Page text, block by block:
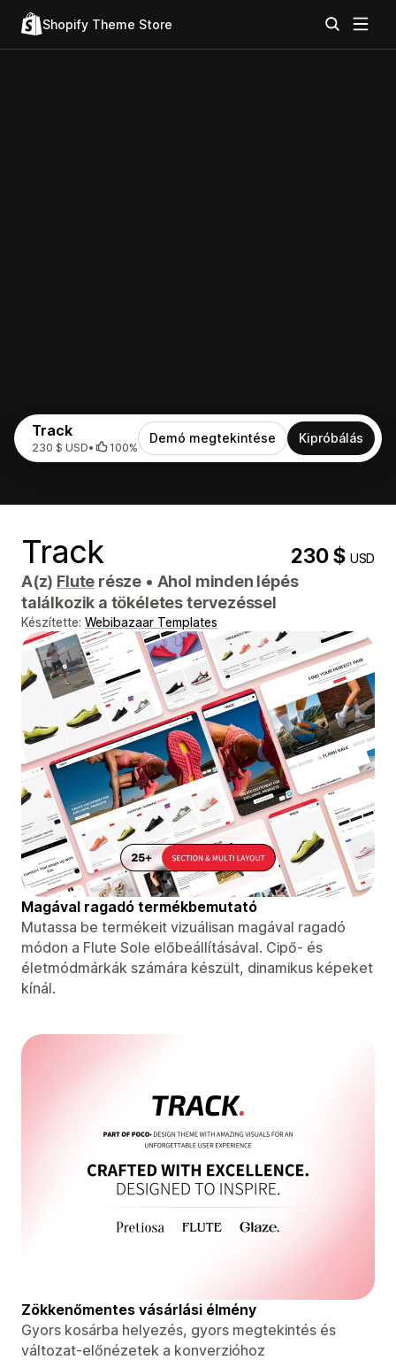
Shopify Theme Store
Track
230 $ USD• 100%
Demó megtekintése Kipróbálás
Track 230 $USD
A(z) Flute része • Ahol minden lépés
találkozik a tökéletes tervezéssel
Készítette: Webibazaar Templates
Magával ragadó termékbemutató
Mutassa be termékeit vizuálisan magával ragadó
módon a Flute Sole előbeállításával. Cipő- és
életmódmárkák számára készült, dinamikus képeket
kínál.
Zökkenőmentes vásárlási élmény
Gyors kosárba helyezés, gyors megtekintés és
változat-előnézetek a konverzióhoz